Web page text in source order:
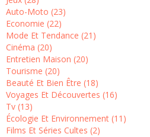
Auto-Moto (23)
Economie (22)
Mode Et Tendance (21)
Cinéma (20)
Entretien Maison (20)
Tourisme (20)
Beauté Et Bien Être (18)
Voyages Et Découvertes (16)
Tv (13)
Écologie Et Environnement (11)
Films Et Séries Cultes (2)